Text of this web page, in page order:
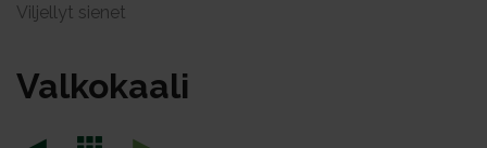
Viljellyt sienet
Val­ko­kaa­li